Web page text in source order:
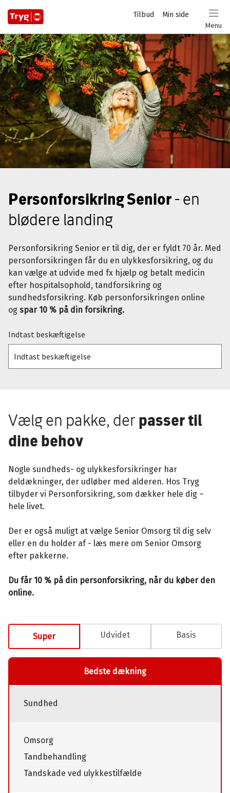
Menu
Privat
Login
Min side
Tilbud
Personforsikring Senior- en
blødere landing
Personforsikring Senior er til dig, der er fyldt 70 år. Med
personforsikringen får du en ulykkesforsikring, og du
kan vælge at udvide med fx hjælp og betalt medicin
efter hospitalsophold, tandforsikring og
sundhedsforsikring. Køb personforsikringen online
og spar 10 % på din forsikring.
Indtast beskæftigelse
Vælg en pakke, der passer til
dine behov
Nogle sundheds- og ulykkesforsikringer har
deldækninger, der udløber med alderen. Hos Tryg
tilbyder vi Personforsikring, som dækker hele dig –
hele livet.
Der er også muligt at vælge Senior Omsorg til dig selv
eller en du holder af - læs mere om Senior Omsorg
efter pakkerne.
Du får 10 % på din personforsikring, når du køber den
online.
Super Udvidet Basis
Bedste dækning
Sundhed
Omsorg
Tandbehandling
Tandskade ved ulykkestilfælde